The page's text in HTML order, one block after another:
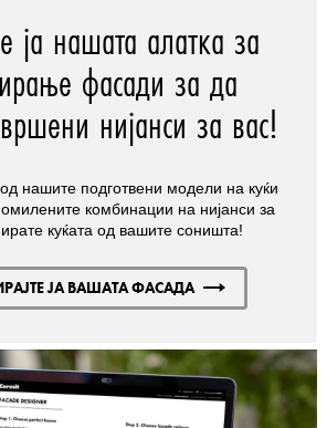
ја нашата алатка за
фасади за да
нијанси за вас!
нашите подготвени модели на куќи
омилените комбинации на нијанси за
куќата од вашите соништа!
ЈА ВАШАТА ФАСАДА